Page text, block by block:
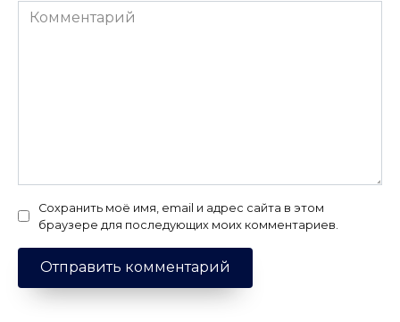
Комментарий
Сохранить моё имя, email и адрес сайта в этом
браузере для последующих моих комментариев.